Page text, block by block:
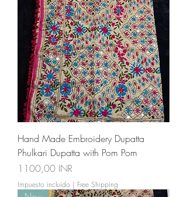
Hand Made Embroidery Dupatta
Phulkari Dupatta with Pom Pom
Precio
1100,00 INR
Impuesto incluido | Free Shipping